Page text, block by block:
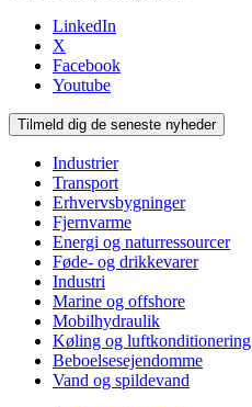
LinkedIn
X
Facebook
Youtube
Tilmeld dig de seneste nyheder
Industrier
Transport
Erhvervsbygninger
Fjernvarme
Energi og naturressourcer
Føde- og drikkevarer
Industri
Marine og offshore
Mobilhydraulik
Køling og luftkonditionering
Beboelsesejendomme
Vand og spildevand